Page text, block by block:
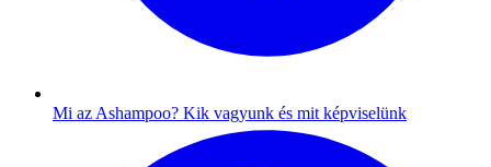
Mi az Ashampoo? Kik vagyunk és mit képviselünk